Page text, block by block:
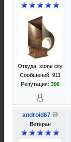
Откуда: stone city
Сообщений: 911
Репутация: 396
android67
Ветеран